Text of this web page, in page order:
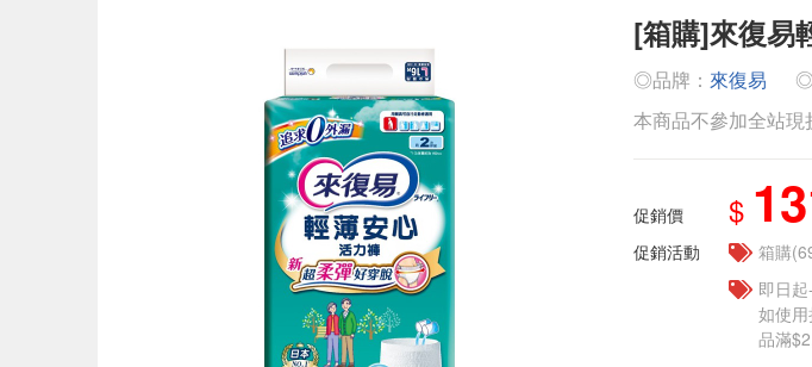
[箱購]來復易
◎品牌： 來復易
◎
本商品不參加全站
促銷價 $
促銷活動
箱購
即日
如使
品滿